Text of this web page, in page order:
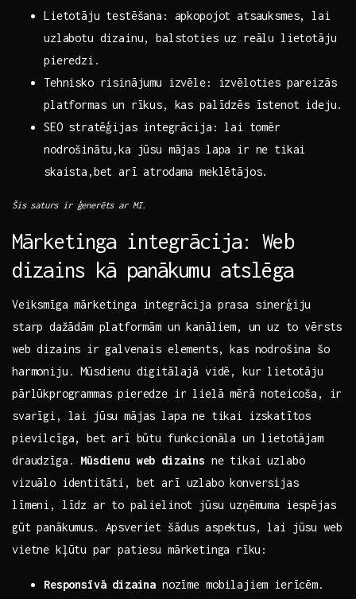
Lietotāju testēšana:‍ apkopojot atsauksmes, lai
uzlabotu dizainu, balstoties uz reālu lietotāju
pieredzi.
Tehnisko risinājumu izvēle: ‍izvēloties pareizās
platformas un ‌rīkus, kas palīdzēs īstenot ‌ideju.
SEO ⁤stratēģijas integrācija: lai tomēr
nodrošinātu,ka jūsu mājas lapa ir ne tikai
skaista,bet arī‍ atrodama meklētājos.
Šis⁣ saturs ir ģenerēts ar MI.
Mārketinga integrācija: Web
dizains kā⁢ panākumu atslēga
Veiksmīga mārketinga integrācija prasa sinerģiju
starp ⁤dažādām platformām un⁢ kanāliem, un uz to vērsts
web dizains⁣ ir galvenais elements, kas nodrošina šo
harmoniju. Mūsdienu ⁣digitālajā‌ vidē, kur lietotāju
pārlūkprogrammas pieredze ‌ir lielā ⁣mērā noteicoša,⁣ ir
svarīgi, lai jūsu mājas lapa ne ⁢tikai‍ izskatītos
pievilcīga, ⁤bet arī būtu funkcionāla un lietotājam
‍draudzīga. Mūsdienu web dizains ‍ne tikai uzlabo
vizuālo identitāti, bet arī uzlabo konversijas
līmeni, līdz ar to ⁢palielinot jūsu uzņēmuma iespējas
gūt panākumus. Apsveriet šādus aspektus, lai jūsu web
vietne kļūtu⁢ par patiesu ‍mārketinga⁤ rīku: ⁢
Responsīvā dizaina ​nozīme mobilajiem ierīcēm.